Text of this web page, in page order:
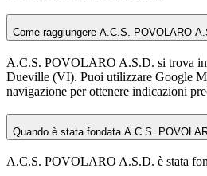
Come raggiungere A.C.S. POVOLARO
A.C.S. POVOLARO A.S.D. si trova in
Dueville (VI). Puoi utilizzare Google
navigazione per ottenere indicazioni
Quando è stata fondata A.C.S.
A.C.S. POVOLARO A.S.D. è stata